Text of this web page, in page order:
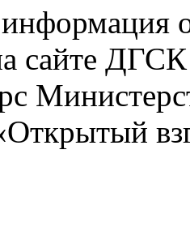
сайте